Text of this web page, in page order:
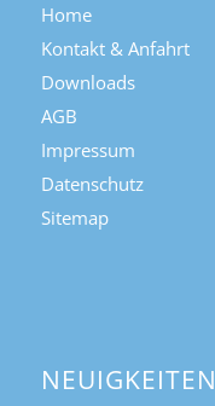
Home
Kontakt & Anfahrt
Downloads
AGB
Impressum
Datenschutz
Sitemap
NEUIGKEITEN